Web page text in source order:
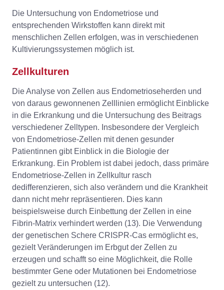
Die Untersuchung von Endometriose und
entsprechenden Wirkstoffen kann direkt mit
menschlichen Zellen erfolgen, was in verschiedenen
Kultivierungssystemen möglich ist.
Zellkulturen
Die Analyse von Zellen aus Endometrioseherden und
von daraus gewonnenen Zelllinien ermöglicht Einblicke
in die Erkrankung und die Untersuchung des Beitrags
verschiedener Zelltypen. Insbesondere der Vergleich
von Endometriose-Zellen mit denen gesunder
Patientinnen gibt Einblick in die Biologie der
Erkrankung. Ein Problem ist dabei jedoch, dass primäre
Endometriose-Zellen in Zellkultur rasch
dedifferenzieren, sich also verändern und die Krankheit
dann nicht mehr repräsentieren. Dies kann
beispielsweise durch Einbettung der Zellen in eine
Fibrin-Matrix verhindert werden (13). Die Verwendung
der genetischen Schere CRISPR-Cas ermöglicht es,
gezielt Veränderungen im Erbgut der Zellen zu
erzeugen und schafft so eine Möglichkeit, die Rolle
bestimmter Gene oder Mutationen bei Endometriose
gezielt zu untersuchen (12).